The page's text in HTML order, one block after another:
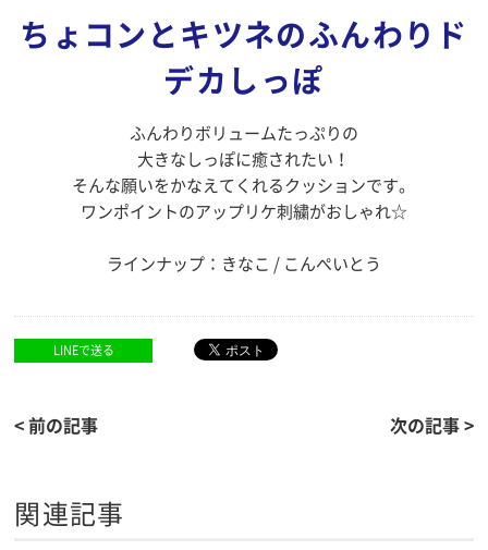
ちょコンとキツネのふんわりド
デカしっぽ
ふんわりボリュームたっぷりの
大きなしっぽに癒されたい！
そんな願いをかなえてくれるクッションです。
ワンポイントのアップリケ刺繍がおしゃれ☆
ラインナップ：きなこ / こんぺいとう
LINEで送る
< 前の記事 次の記事 >
関連記事